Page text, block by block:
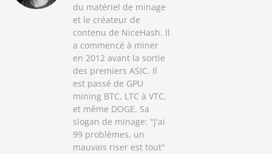
du matériel de minage
et le créateur de
contenu de NiceHash. Il
a commencé à miner
en 2012 avant la sortie
des premiers ASIC. Il
est passé de GPU
mining BTC, LTC à VTC,
et même DOGE. Sa
slogan de minage: "J'ai
99 problèmes, un
mauvais riser est tout"